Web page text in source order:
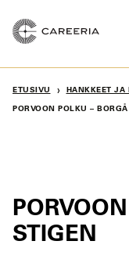
sisältöön
ETUSIVU › HANKKEET JA
PORVOON POLKU –
STIGEN